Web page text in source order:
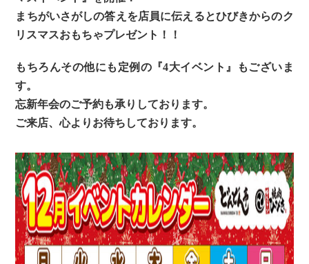
まちがいさがしの答えを店員に伝えるとひびきからのク
リスマスおもちゃプレゼント！！
もちろんその他にも定例の『4大イベント』もございま
す。
忘新年会のご予約も承りしております。
ご来店、心よりお待ちしております。